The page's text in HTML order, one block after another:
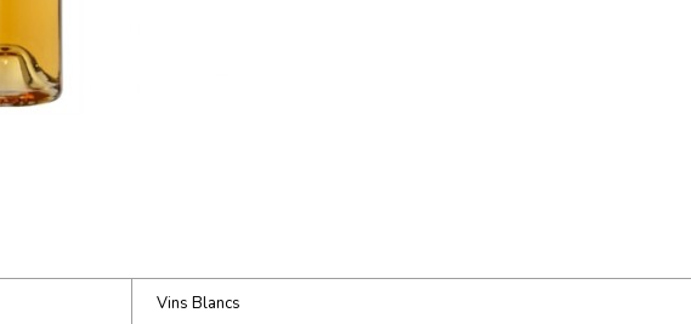
Vins Blancs